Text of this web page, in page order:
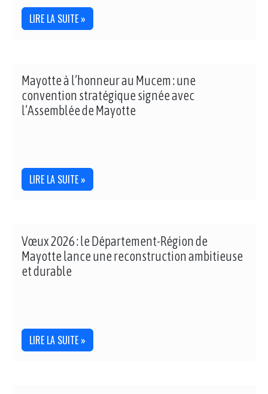
LIRE LA SUITE »
Mayotte à l’honneur au Mucem : une
convention stratégique signée avec
l’Assemblée de Mayotte
LIRE LA SUITE »
Vœux 2026 : le Département-Région de
Mayotte lance une reconstruction ambitieuse
et durable
LIRE LA SUITE »